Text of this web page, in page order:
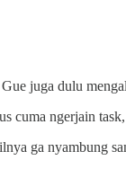
juga dulu
cuma ngerjain
ga nyambung